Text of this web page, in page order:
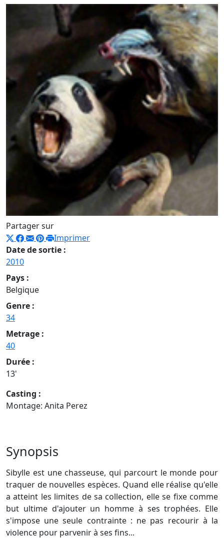
Partager sur
Imprimer
Date de sortie :
2010
Pays :
Belgique
Genre :
34
Metrage :
40
Durée :
13'
Casting :
Montage: Anita Perez
Synopsis
Sibylle est une chasseuse, qui parcourt le monde pour
traquer de nouvelles espèces. Quand elle réalise qu'elle
a atteint les limites de sa collection, elle se fixe comme
but ultime d'ajouter un homme à ses trophées. Elle
s'impose une seule contrainte : ne pas recourir à la
violence pour parvenir à ses fins...